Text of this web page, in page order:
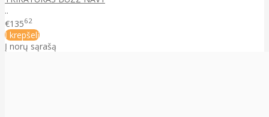
..
€13562
Į krepšelį
Į norų sąrašą